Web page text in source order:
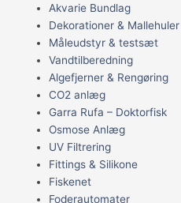
Akvarie Bundlag
Dekorationer & Mallehuler
Måleudstyr & testsæt
Vandtilberedning
Algefjerner & Rengøring
CO2 anlæg
Garra Rufa – Doktorfisk
Osmose Anlæg
UV Filtrering
Fittings & Silikone
Fiskenet
Foderautomater